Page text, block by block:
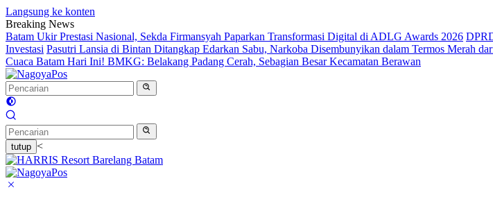
Langsung ke konten
Breaking News
Batam Ukir Prestasi Nasional, Sekda Firmansyah Paparkan Transformasi Digital di ADLG Awards 2026
Investasi Pasutri Lansia di Bintan Ditangkap Edarkan Sabu, Narkoba Disembunyikan dalam Termos Merah
Cuaca Batam Hari Ini! BMKG: Belakang Padang Cerah, Sebagian Besar Kecamatan Berawan
tutup <